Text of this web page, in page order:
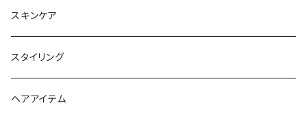
シャンプー
トリートメント
ヘアオイル
スキンケア
スタイリング
ヘアアイテム